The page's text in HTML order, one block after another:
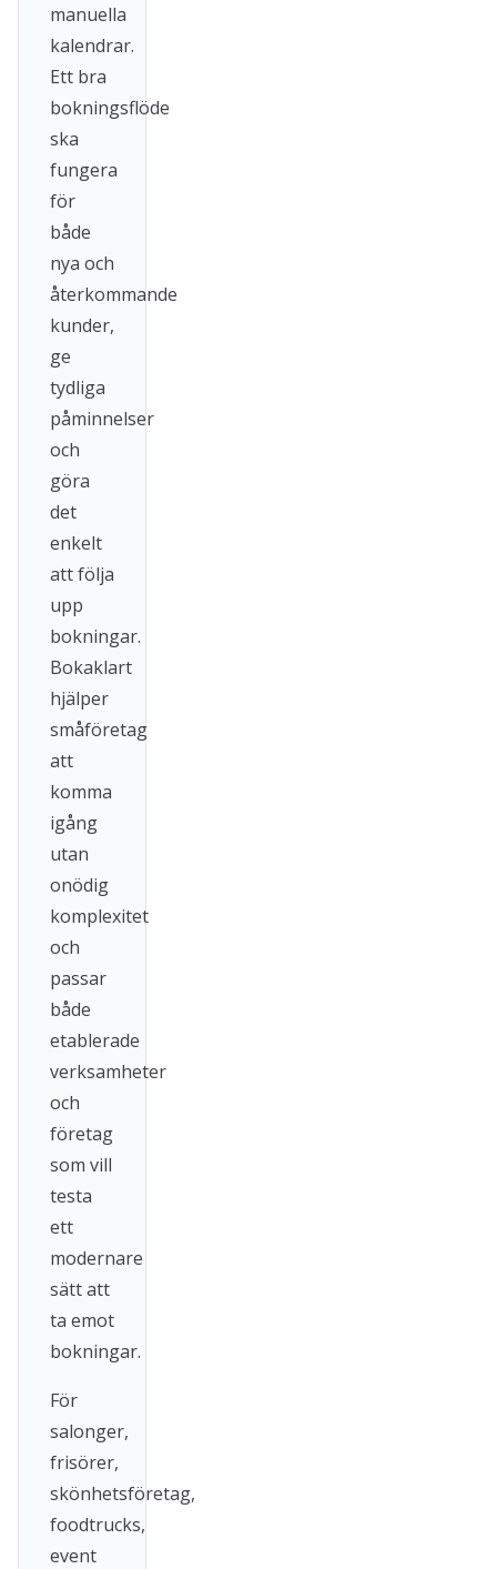
manuella
kalendrar.
Ett bra
bokningsflöde
ska
fungera
för
både
nya och
återkommande
kunder,
ge
tydliga
påminnelser
och
göra
det
enkelt
att följa
upp
bokningar.
Bokaklart
hjälper
småföretag
att
komma
igång
utan
onödig
komplexitet
och
passar
både
etablerade
verksamheter
och
företag
som vill
testa
ett
modernare
sätt att
ta emot
bokningar.
För
salonger,
frisörer,
skönhetsföretag,
foodtrucks,
event